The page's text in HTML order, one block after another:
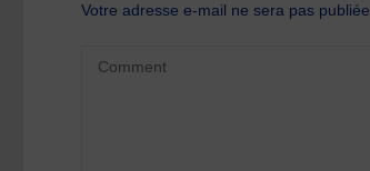
Votre adresse e-mail ne sera pas publiée.